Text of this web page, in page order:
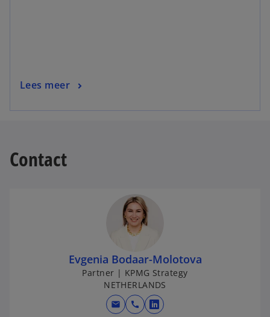
Lees meer
Contact
Evgenia Bodaar-Molotova
Partner | KPMG Strategy
NETHERLANDS
mail call
o